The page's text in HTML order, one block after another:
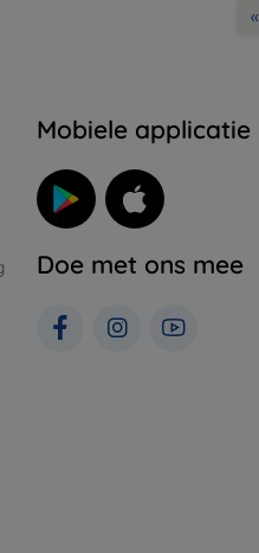
«
Mobiele applicatie
Doe met ons mee